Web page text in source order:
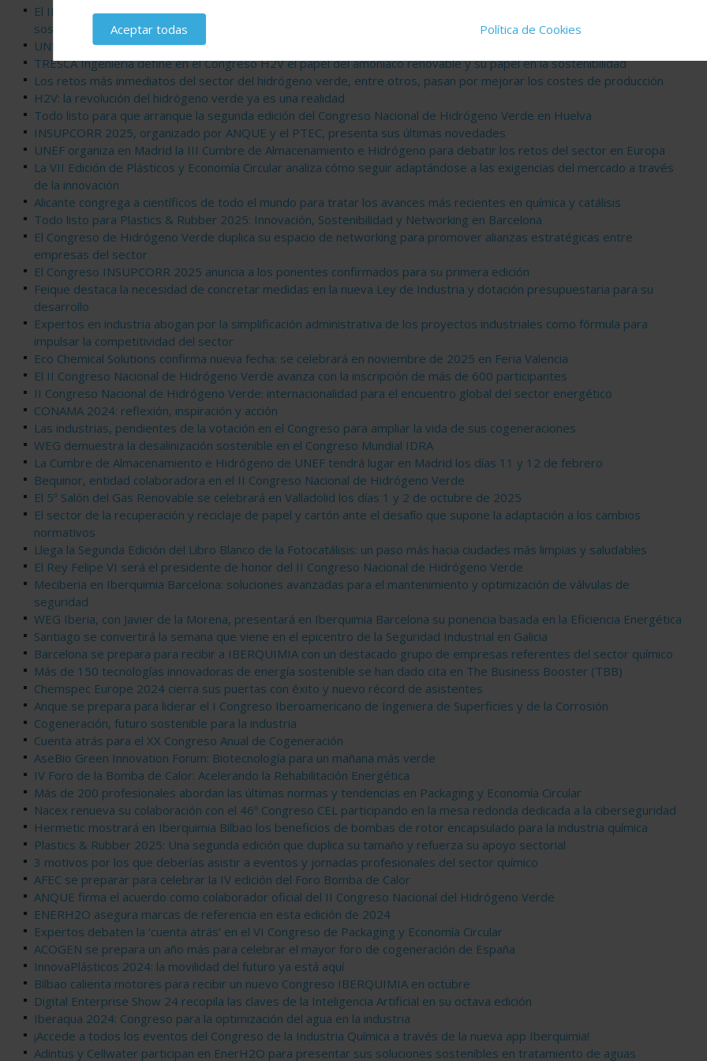
El II Congreso Nacional de Hidrógeno Verde se consolida como protagonista de la nueva revolución de la industria
sostenible
UNEF organiza en Madrid la III Cumbre de Almacenamiento e Hidrógeno para debatir los retos del sector en Europa
TRESCA Ingeniería define en el Congreso H2V el papel del amoniaco renovable y su papel en la sostenibilidad
Los retos más inmediatos del sector del hidrógeno verde, entre otros, pasan por mejorar los costes de producción
H2V: la revolución del hidrógeno verde ya es una realidad
Todo listo para que arranque la segunda edición del Congreso Nacional de Hidrógeno Verde en Huelva
INSUPCORR 2025, organizado por ANQUE y el PTEC, presenta sus últimas novedades
UNEF organiza en Madrid la III Cumbre de Almacenamiento e Hidrógeno para debatir los retos del sector en Europa
La VII Edición de Plásticos y Economía Circular analiza cómo seguir adaptándose a las exigencias del mercado a través
de la innovación
Alicante congrega a científicos de todo el mundo para tratar los avances más recientes en química y catálisis
Todo listo para Plastics & Rubber 2025: Innovación, Sostenibilidad y Networking en Barcelona
El Congreso de Hidrógeno Verde duplica su espacio de networking para promover alianzas estratégicas entre
empresas del sector
El Congreso INSUPCORR 2025 anuncia a los ponentes confirmados para su primera edición
Feique destaca la necesidad de concretar medidas en la nueva Ley de Industria y dotación presupuestaria para su
desarrollo
Expertos en industria abogan por la simplificación administrativa de los proyectos industriales como fórmula para
impulsar la competitividad del sector
Eco Chemical Solutions confirma nueva fecha: se celebrará en noviembre de 2025 en Feria Valencia
El II Congreso Nacional de Hidrógeno Verde avanza con la inscripción de más de 600 participantes
II Congreso Nacional de Hidrógeno Verde: internacionalidad para el encuentro global del sector energético
CONAMA 2024: reflexión, inspiración y acción
Las industrias, pendientes de la votación en el Congreso para ampliar la vida de sus cogeneraciones
WEG demuestra la desalinización sostenible en el Congreso Mundial IDRA
La Cumbre de Almacenamiento e Hidrógeno de UNEF tendrá lugar en Madrid los días 11 y 12 de febrero
Bequinor, entidad colaboradora en el II Congreso Nacional de Hidrógeno Verde
El 5º Salón del Gas Renovable se celebrará en Valladolid los días 1 y 2 de octubre de 2025
El sector de la recuperación y reciclaje de papel y cartón ante el desafío que supone la adaptación a los cambios
normativos
Llega la Segunda Edición del Libro Blanco de la Fotocatálisis: un paso más hacia ciudades más limpias y saludables
El Rey Felipe VI será el presidente de honor del II Congreso Nacional de Hidrógeno Verde
Meciberia en Iberquimia Barcelona: soluciones avanzadas para el mantenimiento y optimización de válvulas de
seguridad
WEG Iberia, con Javier de la Morena, presentará en Iberquimia Barcelona su ponencia basada en la Eficiencia Energética
Santiago se convertirá la semana que viene en el epicentro de la Seguridad Industrial en Galicia
Barcelona se prepara para recibir a IBERQUIMIA con un destacado grupo de empresas referentes del sector químico
Más de 150 tecnologías innovadoras de energía sostenible se han dado cita en The Business Booster (TBB)
Chemspec Europe 2024 cierra sus puertas con éxito y nuevo récord de asistentes
Anque se prepara para liderar el I Congreso Iberoamericano de Ingeniera de Superficies y de la Corrosión
Cogeneración, futuro sostenible para la industria
Cuenta atrás para el XX Congreso Anual de Cogeneración
AseBio Green Innovation Forum: Biotecnología para un mañana más verde
IV Foro de la Bomba de Calor: Acelerando la Rehabilitación Energética
Más de 200 profesionales abordan las últimas normas y tendencias en Packaging y Economía Circular
Nacex renueva su colaboración con el 46º Congreso CEL participando en la mesa redonda dedicada a la ciberseguridad
Hermetic mostrará en Iberquimia Bilbao los beneficios de bombas de rotor encapsulado para la industria química
Plastics & Rubber 2025: Una segunda edición que duplica su tamaño y refuerza su apoyo sectorial
3 motivos por los que deberías asistir a eventos y jornadas profesionales del sector químico
AFEC se preparar para celebrar la IV edición del Foro Bomba de Calor
ANQUE firma el acuerdo como colaborador oficial del II Congreso Nacional del Hidrógeno Verde
ENERH2O asegura marcas de referencia en esta edición de 2024
Expertos debaten la ‘cuenta atrás’ en el VI Congreso de Packaging y Economía Circular
ACOGEN se prepara un año más para celebrar el mayor foro de cogeneración de España
InnovaPlásticos 2024: la movilidad del futuro ya está aquí
Bilbao calienta motores para recibir un nuevo Congreso IBERQUIMIA en octubre
Digital Enterprise Show 24 recopila las claves de la Inteligencia Artificial en su octava edición
Iberaqua 2024: Congreso para la optimización del agua en la industria
¡Accede a todos los eventos del Congreso de la Industria Química a través de la nueva app Iberquimia!
Adintus y Cellwater participan en EnerH2O para presentar sus soluciones sostenibles en tratamiento de aguas
Aceptar todas Política de Cookies